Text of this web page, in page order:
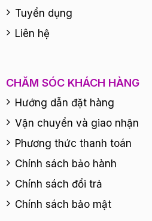
Tuyển dụng
Liên hệ
CHĂM SÓC KHÁCH HÀNG
Hướng dẫn đặt hàng
Vận chuyển và giao nhận
Phương thức thanh toán
Chính sách bảo hành
Chính sách đổi trả
Chính sách bảo mật